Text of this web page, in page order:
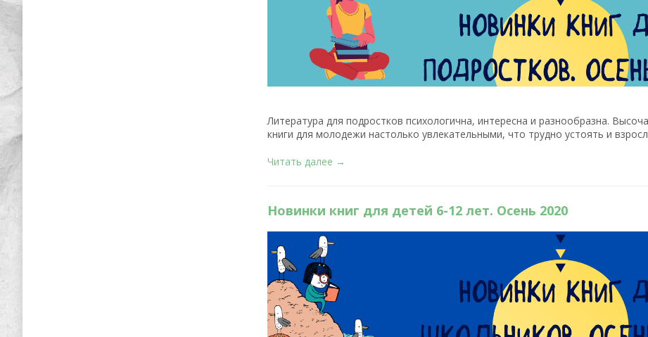
Литература для подростков психологична, интересна и разнообразна.
книги для молодежи настолько увлекательными, что трудно устоять и
Читать далее →
Новинки книг для детей 6-12 лет. Осень 2020